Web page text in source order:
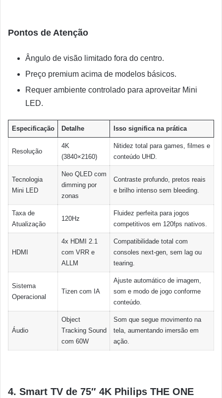
Pontos de Atenção
Ângulo de visão limitado fora do centro.
Preço premium acima de modelos básicos.
Requer ambiente controlado para aproveitar Mini
LED.
Especificação Detalhe Isso significa na prática
Resolução
4K
(3840×2160)
Nitidez total para games, filmes e
conteúdo UHD.
Tecnologia
Mini LED
Neo QLED com
dimming por
zonas
Contraste profundo, pretos reais
e brilho intenso sem bleeding.
Taxa de
Atualização
120Hz
Fluidez perfeita para jogos
competitivos em 120fps nativos.
HDMI
4x HDMI 2.1
com VRR e
ALLM
Compatibilidade total com
consoles next-gen, sem lag ou
tearing.
Sistema
Operacional
Tizen com IA
Ajuste automático de imagem,
som e modo de jogo conforme
conteúdo.
Áudio
Object
Tracking Sound
com 60W
Som que segue movimento na
tela, aumentando imersão em
ação.
4. Smart TV de 75″ 4K Philips THE ONE